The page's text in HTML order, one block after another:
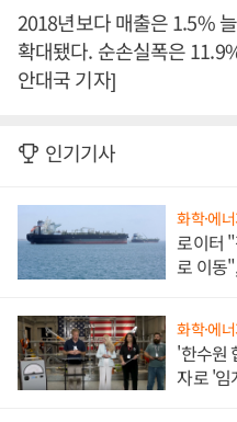
2018년보다 매출은 1.5%
확대됐다. 순손실폭은
안대국 기자]
인기기사
화학·에
로이터
로 이동
화학·에
'한수원
자로 '임